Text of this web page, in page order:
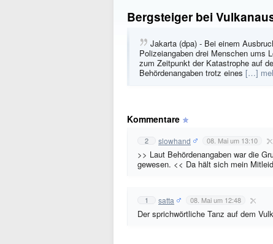
Bergsteiger bei
Jakarta (dpa) - Bei einem
Polizeiangaben drei Menschen ums
zum Zeitpunkt der Katastrophe auf
Behördenangaben trotz eines […]
Kommentare
2 slowhand 08. Mai um 13:10
>> Laut Behördenangaben war die
gewesen. << Da hält sich mein
1 satta 08. Mai um 12:48
Der sprichwörtliche Tanz auf dem